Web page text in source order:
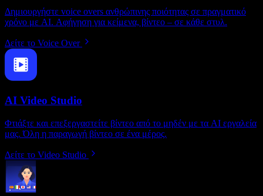
Δημιουργήστε voice overs ανθρώπινης ποιότητας σε πραγματικό
χρόνο με AI. Αφήγηση για κείμενα, βίντεο – σε κάθε στυλ.
Δείτε το Voice Over
AI Video Studio
Φτιάξτε και επεξεργαστείτε βίντεο από το μηδέν με τα AI εργαλεία
μας. Όλη η παραγωγή βίντεο σε ένα μέρος.
Δείτε το Video Studio